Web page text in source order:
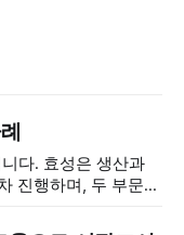
다. 효성은 생산과
진행하며, 두 부문이
AI 도구 제작까지, 실